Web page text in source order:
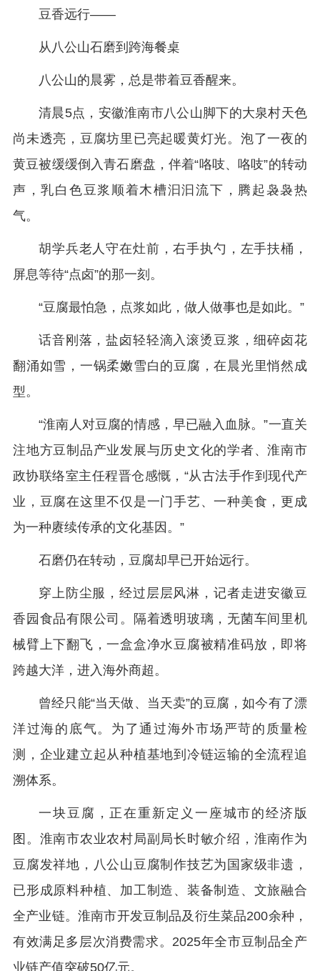
豆香远行——
从八公山石磨到跨海餐桌
八公山的晨雾，总是带着豆香醒来。
清晨5点，安徽淮南市八公山脚下的大泉村天色
尚未透亮，豆腐坊里已亮起暖黄灯光。泡了一夜的
黄豆被缓缓倒入青石磨盘，伴着“咯吱、咯吱”的转动
声，乳白色豆浆顺着木槽汩汩流下，腾起袅袅热
气。
胡学兵老人守在灶前，右手执勺，左手扶桶，
屏息等待“点卤”的那一刻。
“豆腐最怕急，点浆如此，做人做事也是如此。”
话音刚落，盐卤轻轻滴入滚烫豆浆，细碎卤花
翻涌如雪，一锅柔嫩雪白的豆腐，在晨光里悄然成
型。
“淮南人对豆腐的情感，早已融入血脉。”一直关
注地方豆制品产业发展与历史文化的学者、淮南市
政协联络室主任程晋仓感慨，“从古法手作到现代产
业，豆腐在这里不仅是一门手艺、一种美食，更成
为一种赓续传承的文化基因。”
石磨仍在转动，豆腐却早已开始远行。
穿上防尘服，经过层层风淋，记者走进安徽豆
香园食品有限公司。隔着透明玻璃，无菌车间里机
械臂上下翻飞，一盒盒净水豆腐被精准码放，即将
跨越大洋，进入海外商超。
曾经只能“当天做、当天卖”的豆腐，如今有了漂
洋过海的底气。为了通过海外市场严苛的质量检
测，企业建立起从种植基地到冷链运输的全流程追
溯体系。
一块豆腐，正在重新定义一座城市的经济版
图。淮南市农业农村局副局长时敏介绍，淮南作为
豆腐发祥地，八公山豆腐制作技艺为国家级非遗，
已形成原料种植、加工制造、装备制造、文旅融合
全产业链。淮南市开发豆制品及衍生菜品200余种，
有效满足多层次消费需求。2025年全市豆制品全产
业链产值突破50亿元。